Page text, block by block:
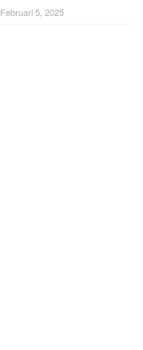
Februari 5, 2025